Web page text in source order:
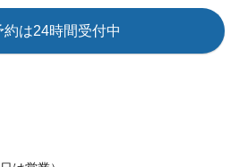
約は24時間受付中